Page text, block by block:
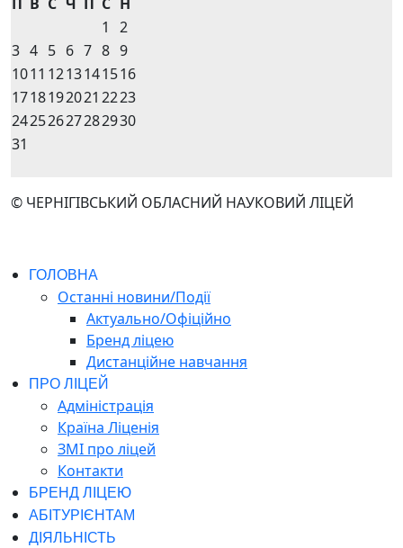
1
2
3 4 5 6 7 8 9
1011 1213141516
1718192021 2223
24252627282930
31
© ЧЕРНІГІВСЬКИЙ ОБЛАСНИЙ НАУКОВИЙ ЛІЦЕЙ
ГОЛОВНА
Останні новини/Події
Актуально/Офіційно
Бренд ліцею
Дистанційне навчання
ПРО ЛІЦЕЙ
Адміністрація
Країна Ліценія
ЗМІ про ліцей
Контакти
БРЕНД ЛІЦЕЮ
АБІТУРІЄНТАМ
ДІЯЛЬНІСТЬ